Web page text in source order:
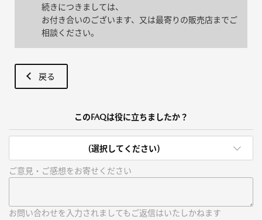
続きにつきましては、
お付き合いのございます、又は最寄りの販売店までご
相談ください。
戻る
このFAQは役に立ちましたか？
(選択してください)
ご意見・ご感想をお寄せください
お問い合わせを入力されましてもご返信はいたしかねます